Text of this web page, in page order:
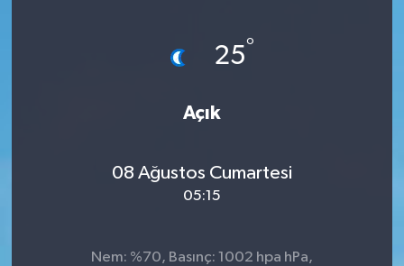
25°
Açık
08 Ağustos Cumartesi
05:15
Nem: %70, Basınç: 1002 hpa hPa,